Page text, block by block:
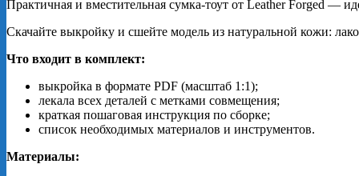
Практичная и вместительная сумка‑тоут от LeatherForged —
Скачайте выкройку и сшейте модель из натуральной кожи:
Что входит в комплект:
выкройка в формате PDF (масштаб 1 :1);
лекала всех деталей с метками совмещения;
краткая пошаговая инструкция по сборке;
список необходимых материалов и инструментов.
Материалы: